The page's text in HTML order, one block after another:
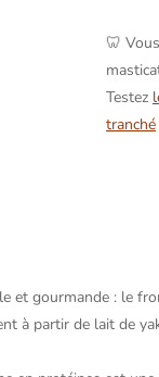
🦷
Testez
tranché
et gourmande : le
à partir de lait de